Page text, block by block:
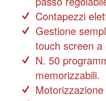
Contapezzi
Gestione
touch screen a
N. 50
memorizzabili.